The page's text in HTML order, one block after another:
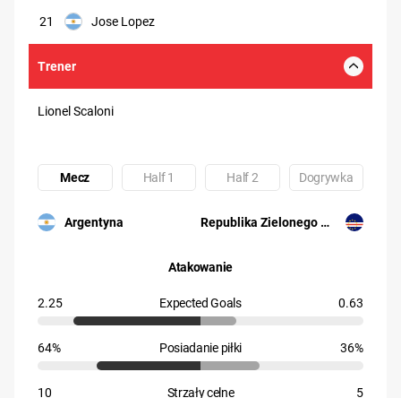
21 Jose Lopez
Trener
Lionel Scaloni
Mecz Half 1 Half 2 Dogrywka
Uczestnik: Argentyna
Argentyna Uczestnik: Republika Zielonego
Republika Zielonego Przylądka
Atakowanie
2.25 Expected Goals 0.63
64% Posiadanie piłki 36%
10 Strzały celne 5